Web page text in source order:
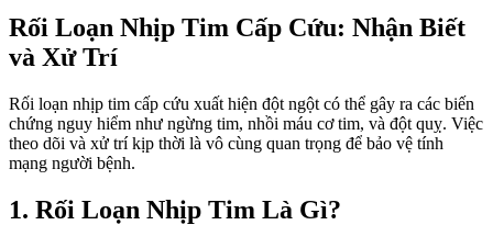
Rối Loạn Nhịp Tim Cấp Cứu: Nhận Biết
và Xử Trí
Rối loạn nhịp tim cấp cứu xuất hiện đột ngột có thể gây ra các biến
chứng nguy hiểm như ngừng tim, nhồi máu cơ tim, và đột quỵ. Việc
theo dõi và xử trí kịp thời là vô cùng quan trọng để bảo vệ tính
mạng người bệnh.
1. Rối Loạn Nhịp Tim Là Gì?